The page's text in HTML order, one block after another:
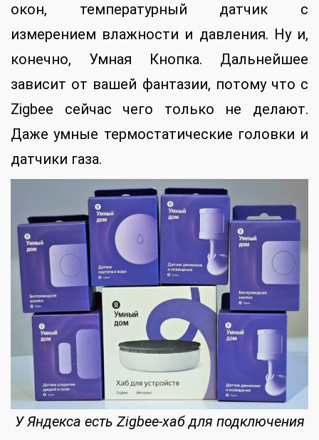
окон, температурный датчик с
измерением влажности и давления. Ну и,
конечно, Умная Кнопка. Дальнейшее
зависит от вашей фантазии, потому что с
Zigbee сейчас чего только не делают.
Даже умные термостатические головки и
датчики газа.
У Яндекса есть Zigbee-хаб для подключения